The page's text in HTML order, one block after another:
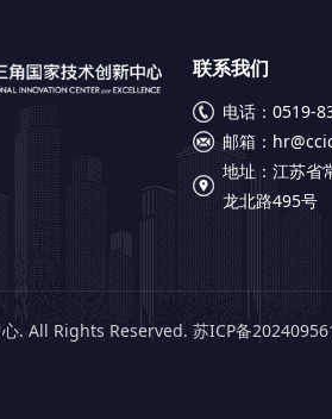
联系我们
电话：0519-
邮箱：
地址：江苏省
龙北路495号
. All Rights Reserved. 苏ICP备